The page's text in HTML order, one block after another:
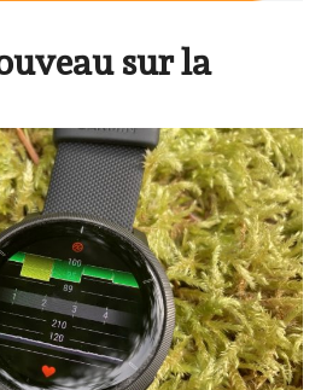
sur la